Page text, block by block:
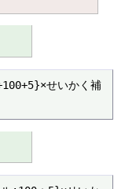
せいかく補